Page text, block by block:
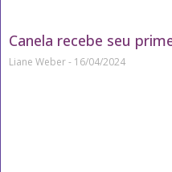
Canela recebe seu
Liane Weber 16/04/2024